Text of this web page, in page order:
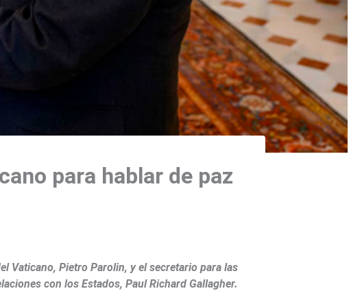
para hablar de paz
Vaticano, Pietro Parolin, y el secretario para las
con los Estados, Paul Richard Gallagher.